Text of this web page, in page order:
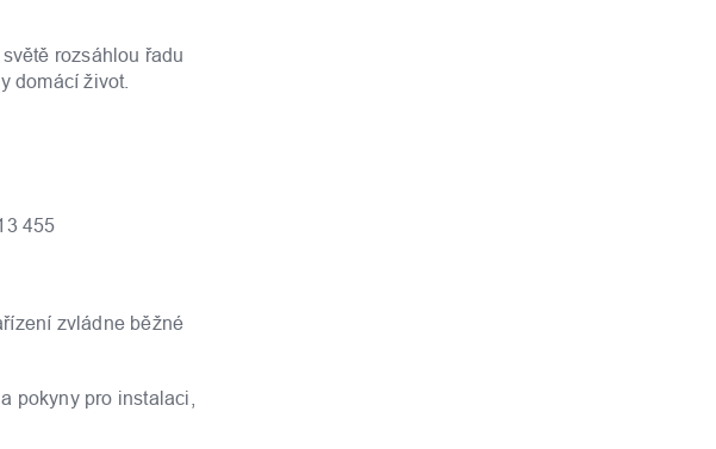
rozsáhlou řadu
domácí život.
455
zvládne běžné
pokyny pro instalaci,